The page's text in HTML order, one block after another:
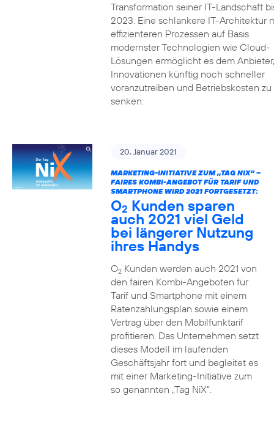
Transformation seiner IT-Landschaft
2023. Eine schlankere IT-Architektur
effizienteren Prozessen auf Basis
modernster Technologien wie Cloud-
Lösungen ermöglicht es dem Anbieter,
Innovationen künftig noch schneller
voranzutreiben und Betriebskosten zu
senken.
20. Januar 2021
MARKETING-INITIATIVE ZUM „TAG NIX“ –
FAIRES KOMBI-ANGEBOT FÜR TARIF UND
SMARTPHONE WIRD 2021 FORTGESETZT:
O2 Kunden sparen
auch 2021 viel Geld
bei längerer Nutzung
ihres Handys
O2Kunden werden auch 2021 von
den fairen Kombi-Angeboten für
Tarif und Smartphone mit einem
Ratenzahlungsplan sowie einem
Vertrag über den Mobilfunktarif
profitieren. Das Unternehmen setzt
dieses Modell im laufenden
Geschäftsjahr fort und begleitet es
mit einer Marketing-Initiative zum
so genannten „Tag NiX“.